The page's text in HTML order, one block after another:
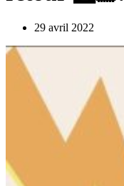
29 avril 2022